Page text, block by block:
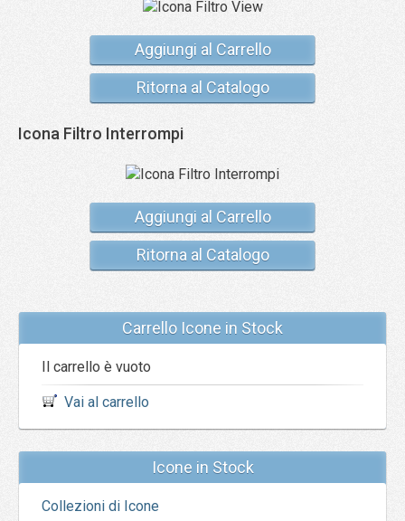
Aggiungi al Carrello
Ritorna al Catalogo
Icona Filtro Interrompi
Aggiungi al Carrello
Ritorna al Catalogo
Carrello Icone in Stock
Il carrello è vuoto
Vai al carrello
Icone in Stock
Collezioni di Icone